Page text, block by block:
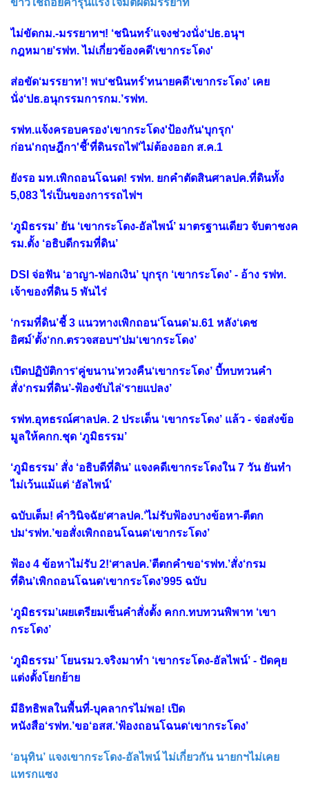
ไม่ขัดกม.-มรรยาทฯ! ‘ชนินทร์’แจงช่วงนั่ง‘ปธ.อนุฯ
กฎหมาย’รฟท. ไม่เกี่ยวข้องคดี'เขากระโดง'
ส่อขัด‘มรรยาท’! พบ‘ชนินทร์’ทนายคดี‘เขากระโดง’ เคย
นั่ง‘ปธ.อนุกรรมการกม.’รฟท.
รฟท.แจ้งครอบครอง'เขากระโดง'ป้องกัน'บุกรุก'
ก่อน'กฤษฎีกา'ชี้'ที่ดินรถไฟ'ไม่ต้องออก ส.ค.1
ยังรอ มท.เพิกถอนโฉนด! รฟท. ยกคำตัดสินศาลปค.ที่ดินทั้ง
5,083 ไร่เป็นของการรถไฟฯ
‘ภูมิธรรม’ ยัน ‘เขากระโดง-อัลไพน์’ มาตรฐานเดียว จับตาชงค
รม.ตั้ง ‘อธิบดีกรมที่ดิน’
DSI จ่อฟัน ‘อาญา-ฟอกเงิน’ บุกรุก ‘เขากระโดง’ - อ้าง รฟท.
เจ้าของที่ดิน 5 พันไร่
‘กรมที่ดิน’ชี้ 3 แนวทางเพิกถอน‘โฉนด’ม.61 หลัง‘เดช
อิศม์’ตั้ง‘กก.ตรวจสอบฯ’ปม‘เขากระโดง’
เปิดปฏิบัติการ‘คู่ขนาน’ทวงคืน‘เขากระโดง’ บี้ทบทวนคำ
สั่ง‘กรมที่ดิน’-ฟ้องขับไล่‘รายแปลง’
รฟท.อุทธรณ์ศาลปค. 2 ประเด็น ‘เขากระโดง’ แล้ว - จ่อส่งข้อ
มูลให้คกก.ชุด ‘ภูมิธรรม’
‘ภูมิธรรม’ สั่ง ‘อธิบดีที่ดิน’ แจงคดีเขากระโดงใน 7 วัน ยันทำ
ไม่เว้นแม้แต่ ‘อัลไพน์’
ฉบับเต็ม! คำวินิจฉัย‘ศาลปค.’ไม่รับฟ้องบางข้อหา-ตีตก
ปม‘รฟท.’ขอสั่งเพิกถอนโฉนด‘เขากระโดง’
ฟ้อง 4 ข้อหาไม่รับ 2!‘ศาลปค.’ตีตกคำขอ‘รฟท.’สั่ง‘กรม
ที่ดิน’เพิกถอนโฉนด‘เขากระโดง’995 ฉบับ
‘ภูมิธรรม’เผยเตรียมเซ็นคำสั่งตั้ง คกก.ทบทวนพิพาท ‘เขา
กระโดง’
‘ภูมิธรรม’ โยนรมว.จริงมาทำ ‘เขากระโดง-อัลไพน์’ - ปัดคุย
แต่งตั้งโยกย้าย
มีอิทธิพลในพื้นที่-บุคลากรไม่พอ! เปิด
หนังสือ‘รฟท.’ขอ‘อสส.’ฟ้องถอนโฉนด‘เขากระโดง’
‘อนุทิน’ แจงเขากระโดง-อัลไพน์ ไม่เกี่ยวกัน นายกฯไม่เคย
แทรกแซง